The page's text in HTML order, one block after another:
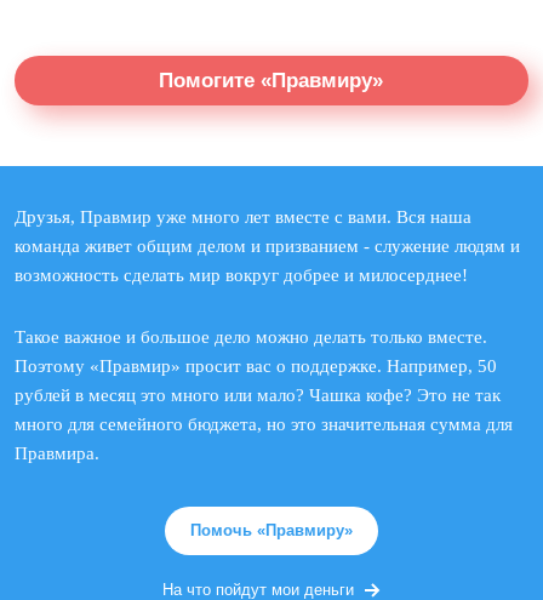
Помогите «Правмиру»
Друзья, Правмир уже много лет вместе с вами. Вся наша
команда живет общим делом и призванием - служение людям и
возможность сделать мир вокруг добрее и милосерднее!
Такое важное и большое дело можно делать только вместе.
Поэтому «Правмир» просит вас о поддержке. Например, 50
рублей в месяц это много или мало? Чашка кофе? Это не так
много для семейного бюджета, но это значительная сумма для
Правмира.
Помочь «Правмиру»
На что пойдут мои деньги